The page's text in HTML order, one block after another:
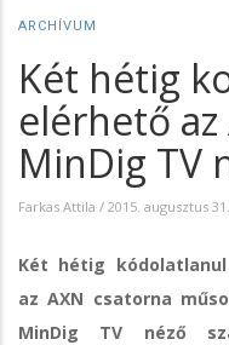
ARCHÍVUM
Két hétig
elérhető az
MinDig TV
Farkas Attila / 2015. augusztus
Két hétig
az AXN csatorna
MinDig TV néző